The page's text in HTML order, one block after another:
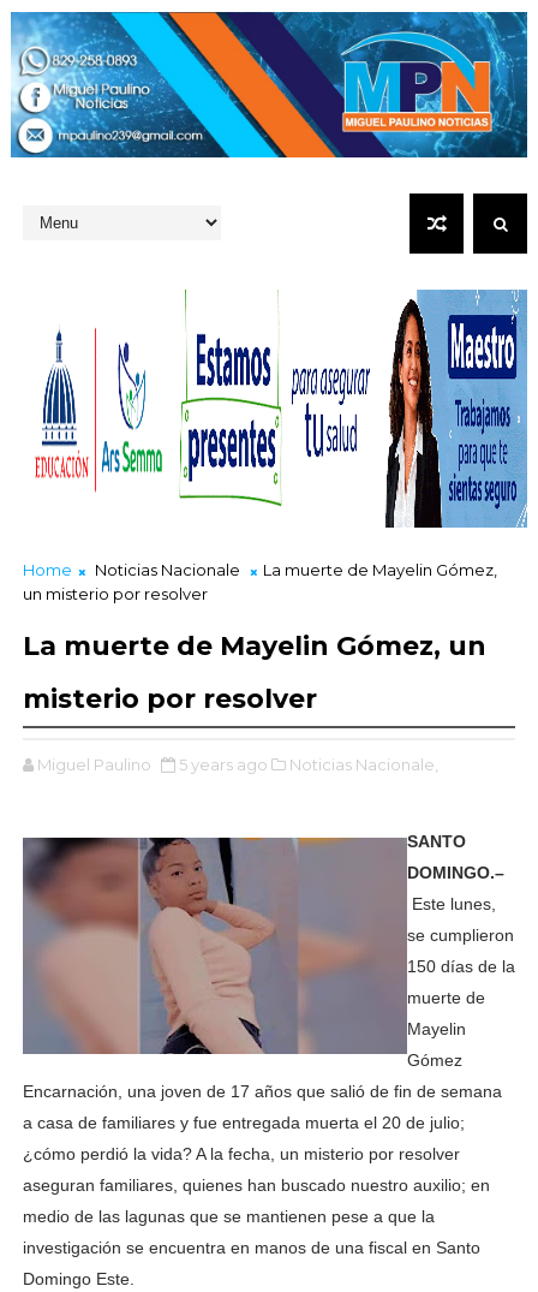
Home Noticias Nacionale
La muerte de Mayelin Gómez,
un misterio por resolver
La muerte de Mayelin Gómez, un
misterio por resolver
Miguel Paulino 5 years ago Noticias Nacionale,
SANTO
DOMINGO.–
Este lunes,
se cumplieron
150 días de la
muerte de
Mayelin
Gómez
Encarnación, una joven de 17 años que salió de fin de semana
a casa de familiares y fue entregada muerta el 20 de julio;
¿cómo perdió la vida? A la fecha, un misterio por resolver
aseguran familiares, quienes han buscado nuestro auxilio; en
medio de las lagunas que se mantienen pese a que la
investigación se encuentra en manos de una fiscal en Santo
Domingo Este.